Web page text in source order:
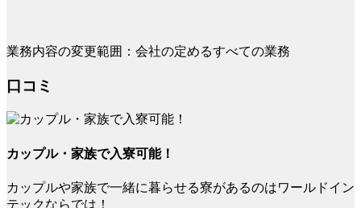
業務内容の変更範囲：会社の定めるすべての業務
口コミ
カップル・家族で入寮可能！
カップルや家族で一緒に暮らせる寮があるのはワールドイン
テックならでは！